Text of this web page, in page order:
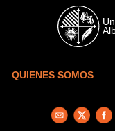
Skip to main content
QUIENES SOMOS